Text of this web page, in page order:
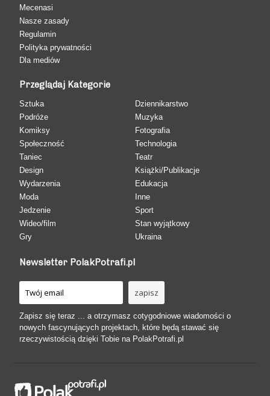
Mecenasi
Nasze zasady
Regulamin
Polityka prywatności
Dla mediów
Przeglądaj Kategorie
Sztuka
Podróże
Komiksy
Społeczność
Taniec
Design
Wydarzenia
Moda
Jedzenie
Wideo/film
Gry
Dziennikarstwo
Muzyka
Fotografia
Technologia
Teatr
Książki/Publikacje
Edukacja
Inne
Sport
Stan wyjątkowy
Ukraina
Newsletter PolakPotrafi.pl
Zapisz się teraz ... a otrzymasz cotygodniowe wiadomości o
nowych fascynujących projektach, które będą stawać się
rzeczywistością dzięki Tobie na PolakPotrafi.pl